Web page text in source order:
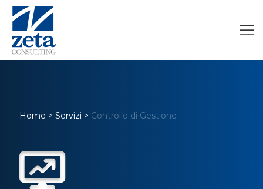
Home > Servizi > Controllo di Gestione